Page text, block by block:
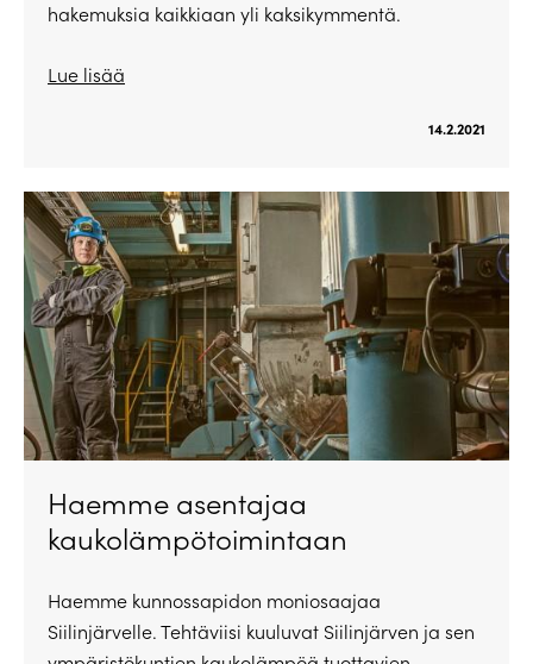
hakemuksia kaikkiaan yli kaksikymmentä.
Lue lisää
14.2.2021
Haemme asentajaa
kaukolämpötoimintaan
Haemme kunnossapidon moniosaajaa
Siilinjärvelle. Tehtäviisi kuuluvat Siilinjärven ja sen